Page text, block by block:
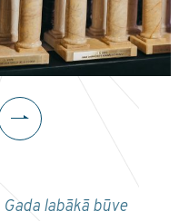
Gada labākā būve